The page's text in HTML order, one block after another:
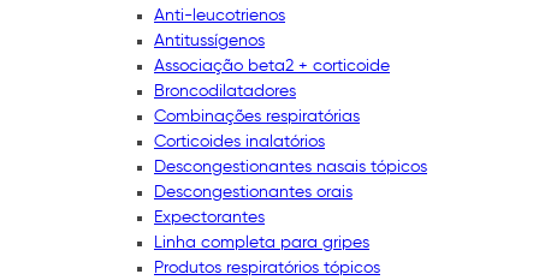
Anti-leucotrienos
Antitussígenos
Associação beta2 + corticoide
Broncodilatadores
Combinações respiratórias
Corticoides inalatórios
Descongestionantes nasais tópicos
Descongestionantes orais
Expectorantes
Linha completa para gripes
Produtos respiratórios tópicos